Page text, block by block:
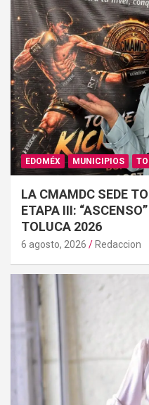
EDOMÉX MUNICIPIOS
LA CMAMDC SEDE
ETAPA III:
TOLUCA 2026
6 agosto, 2026 Redaccion